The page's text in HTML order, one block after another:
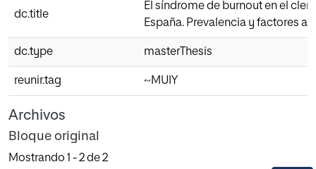
dc.title
El síndrome de burnout en el
España. Prevalencia y factores
dc.type masterThesis
reunir.tag ~MUIY
Archivos
Bloque original
Mostrando 1 - 2 de 2